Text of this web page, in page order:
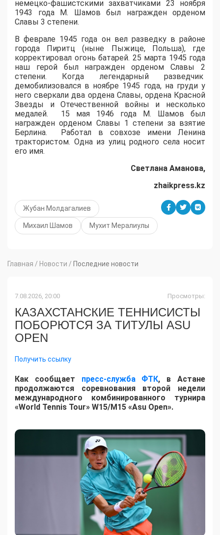
немецко-фашистскими захватчиками 23 ноября
1943 года М. Шамов был награжден орденом
Славы 3 степени.
В феврале 1945 года он вел разведку в районе
города Пиритц (ныне Пыжице, Польша), где
корректировал огонь батарей. 25 марта 1945 года
наш герой был награжден орденом Славы 2
степени. Когда легендарный разведчик
демобилизовался в ноябре 1945 года, на груди у
него сверкали два ордена Славы, ордена Красной
Звезды и Отечественной войны и несколько
медалей. 15 мая 1946 года М. Шамов был
награжден орденом Славы 1 степени за взятие
Берлина. Работал в совхозе имени Ленина
трактористом. Одна из улиц родного села носит
его имя.
Светлана Аманова,
zhaikpress.kz
Жубан Молдагалиев
Михаил Шамов Мухит Мералиулы
Главная / Новости / Последние новости
7.08.2026, 20:00 Просмотры:
КАЗАХСТАНСКИЕ ТЕННИСИСТЫ
ПОБОРЮТСЯ ЗА ТИТУЛЫ ASU
OPEN
Получить ссылку
Как сообщает пресс-служба ФТК, в Астане
продолжаются соревнования второй недели
международного комбинированного турнира
«World Tennis Tour» W15/M15 «Asu Open».